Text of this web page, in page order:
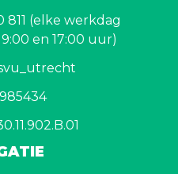
811 (elke werkdag
en 17:00 uur)